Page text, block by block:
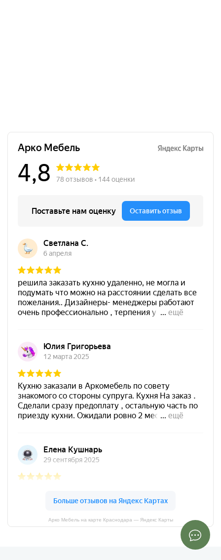
Арко Мебель на карте Краснодара — Яндекс Карты